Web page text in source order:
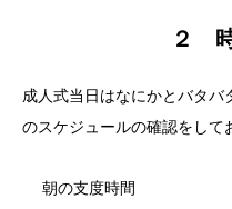
２
成人式当日はなにかとバタ
のスケジュールの確認をして
朝の支度時間